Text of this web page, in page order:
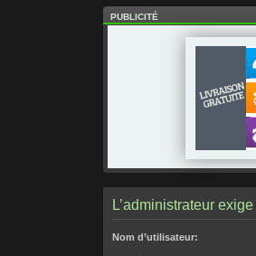
PUBLICITÉ
L’administrateur
Nom d’utilisateur: